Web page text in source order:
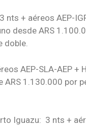
nts + aéreos AEP-
desde ARS
doble.
AEP-SLA-AEP +
ARS 1.130.000 por
Iguazu: 3 nts +